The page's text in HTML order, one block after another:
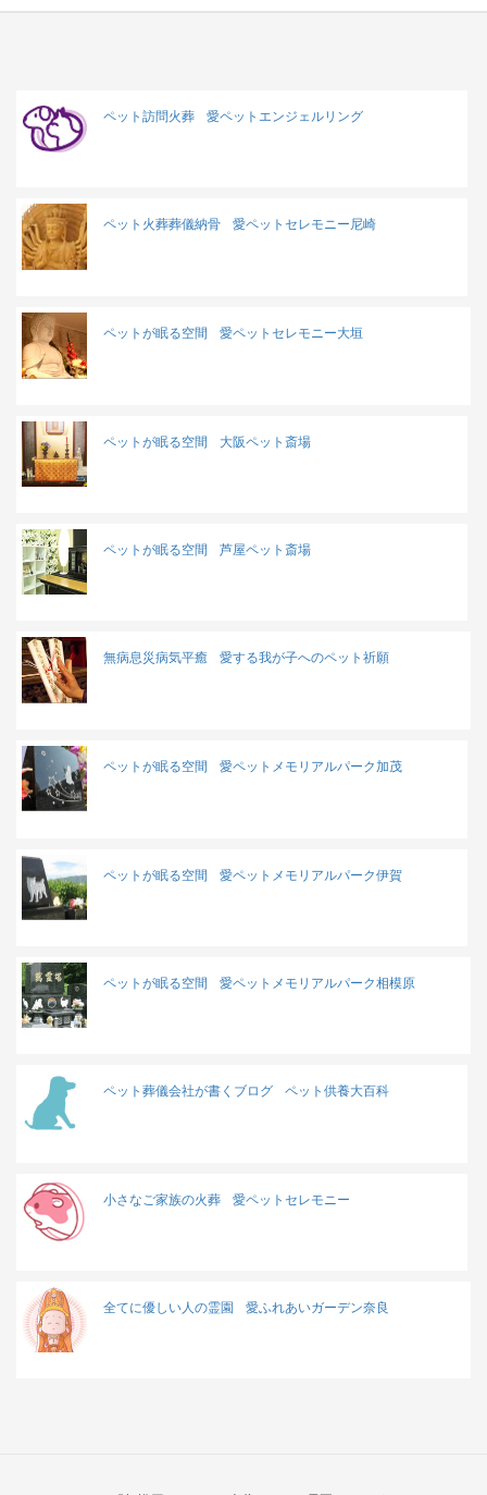
ペット訪問火葬 愛ペットエンジェルリング
ペット火葬葬儀納骨 愛ペットセレモニー尼崎
ペットが眠る空間 愛ペットセレモニー大垣
ペットが眠る空間 大阪ペット斎場
ペットが眠る空間 芦屋ペット斎場
無病息災病気平癒 愛する我が子へのペット祈願
ペットが眠る空間 愛ペットメモリアルパーク加茂
ペットが眠る空間 愛ペットメモリアルパーク伊賀
ペットが眠る空間 愛ペットメモリアルパーク相模原
ペット葬儀会社が書くブログ ペット供養大百科
小さなご家族の火葬 愛ペットセレモニー
全てに優しい人の霊園 愛ふれあいガーデン奈良